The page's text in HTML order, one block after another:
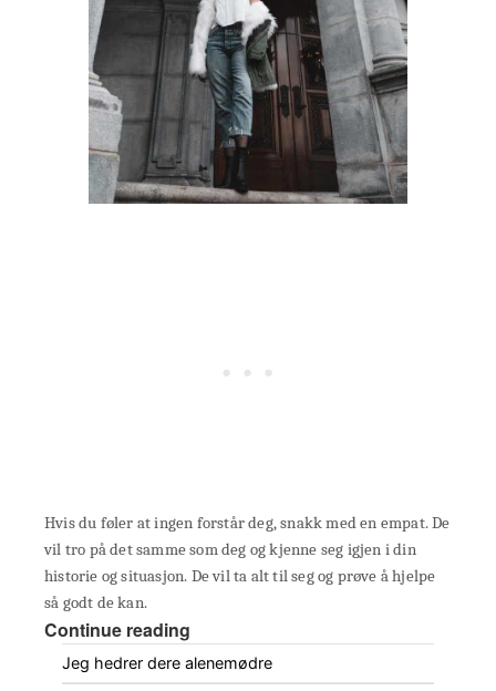
Hvis du føler at ingen forstår deg, snakk med en empat. De
vil tro på det samme som deg og kjenne seg igjen i din
historie og situasjon. De vil ta alt til seg og prøve å hjelpe
så godt de kan.
Continue reading
Jeg hedrer dere alenemødre